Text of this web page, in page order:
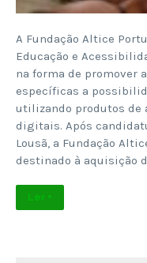
A Fundação Altice
Educação e
na forma de promover
específicas a
utilizando produtos de
digitais. Após
Lousã, a Fundação
destinado à aquisição
Ler +